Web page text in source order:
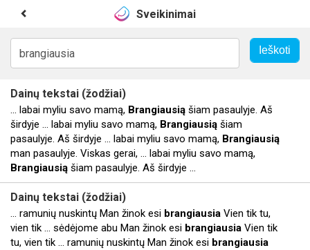
Sveikinimai
Dainų tekstai (žodžiai)
... labai myliu savo mamą, Brangiausią šiam pasaulyje. Aš
širdyje ... labai myliu savo mamą, Brangiausią šiam
pasaulyje. Aš širdyje ... labai myliu savo mamą, Brangiausią
man pasaulyje. Viskas gerai, ... labai myliu savo mamą,
Brangiausią šiam pasaulyje. Aš širdyje ...
Dainų tekstai (žodžiai)
... ramunių nuskintų Man žinok esi brangiausia Vien tik tu,
vien tik ... sėdėjome abu Man žinok esi brangiausia Vien tik
tu, vien tik ... ramunių nuskintų Man žinok esi brangiausia